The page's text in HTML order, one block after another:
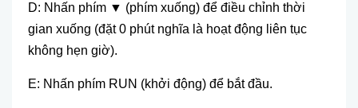
D: Nhấn phím ▼ (phím xuống) để điều chỉnh thời
gian xuống (đặt 0 phút nghĩa là hoạt động liên tục
không hẹn giờ).
E: Nhấn phím RUN (khởi động) để bắt đầu.